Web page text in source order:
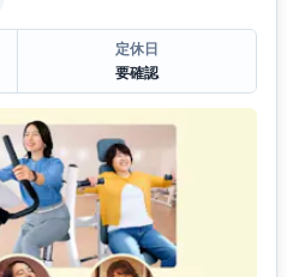
定休日
要確認